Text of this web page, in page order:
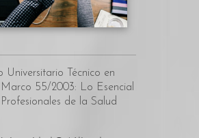
Universitario Técnico en
55/2003: Lo Esencial
de la Salud